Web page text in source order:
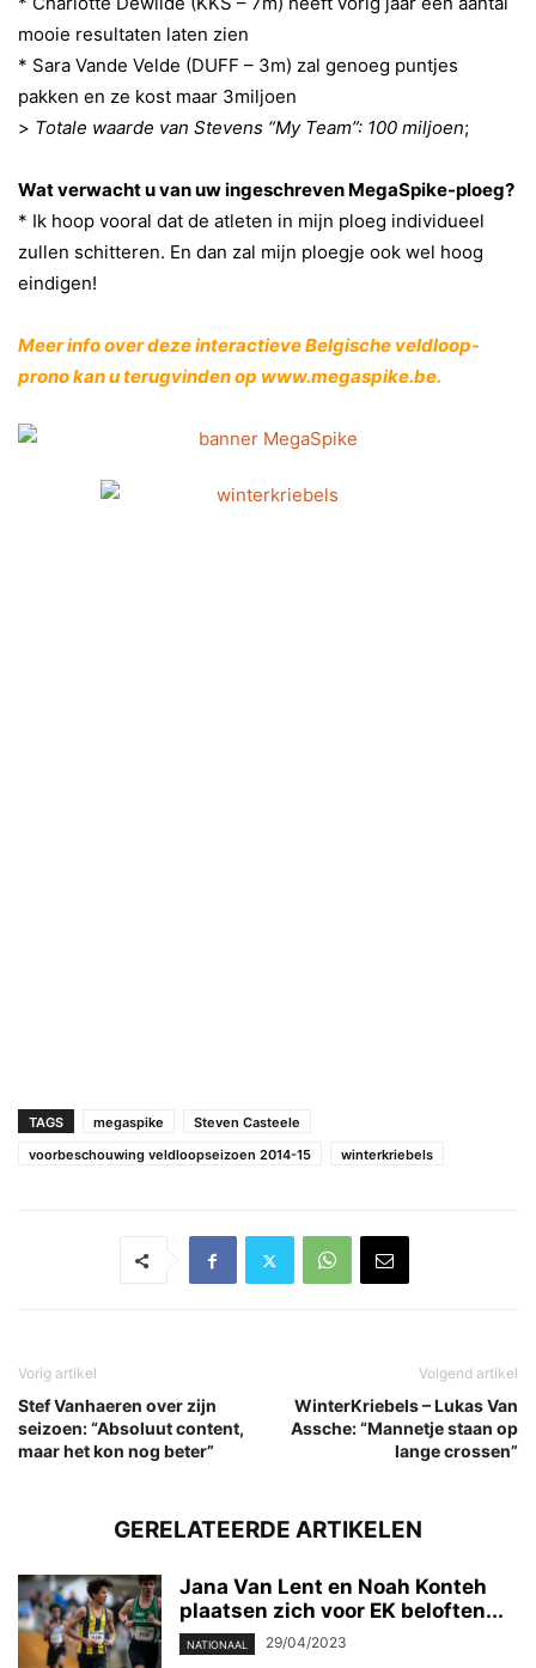
mooie resultaten laten zien
* Sara Vande Velde (DUFF – 3m) zal genoeg puntjes
pakken en ze kost maar 3miljoen
> Totale waarde van Stevens “My Team”: 100 miljoen;
Wat verwacht u van uw ingeschreven MegaSpike-ploeg?
* Ik hoop vooral dat de atleten in mijn ploeg individueel
zullen schitteren. En dan zal mijn ploegje ook wel hoog
eindigen!
Meer info over deze interactieve Belgische veldloop-
prono kan u terugvinden op www.megaspike.be.
TAGS megaspike
Steven Casteele
voorbeschouwing veldloopseizoen 2014-15
winterkriebels
Vorig artikel
Stef Vanhaeren over zijn
seizoen: “Absoluut content,
maar het kon nog beter”
Volgend artikel
WinterKriebels – Lukas Van
Assche: “Mannetje staan op
lange crossen”
GERELATEERDE ARTIKELEN
Jana Van Lent en Noah Konteh
plaatsen zich voor EK beloften...
NATIONAAL 29/04/2023